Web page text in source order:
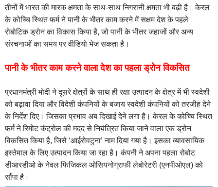
तीनों में भारत की मारक क्षमता के साथ-साथ निगरानी क्षमता भी बढ़ी है। केरल
के कोच्चि स्थित फर्म ने पानी के भीतर काम करने में सक्षम देश के पहले
रोबोटिक ड्रोन का विकास किया है, जो पानी के भीतर जहाजों और अन्य
संरचनाओं का समय पर वीडियो भेज सकता है।
पानी के भीतर काम करने वाला देश का पहला ड्रोन विकसित
प्रधानमंत्री मोदी ने दूसरे क्षेत्रों के साथ ही रक्षा उत्पादन के क्षेत्र में भी स्वदेशी
को बढ़ावा दिया और विदेशी कंपनियों के बजाय स्वदेशी कंपनियों को तरजीह देने
के निर्देश दिए। जिसका प्रभाव अब दिखाई देने लगा है। केरल के कोच्चि स्थित
फर्म नेरिमोट कंट्रोल की मदद से नियंत्रित किया जाने वाला एक ड्रोन
विकसित किया है, जिसे ‘आईरोवटुना’ नाम दिया गया है। इसका व्यावसायिक
इस्तेमाल के लिए उत्पादन किया जा रहा है। कंपनी ने अपना पहला रोबोट
डीआरडीओ के नेवल फिजिकल ओसियनोग्राफी लेबोरेटरी (एनपीओएल) को
सौंपा है।